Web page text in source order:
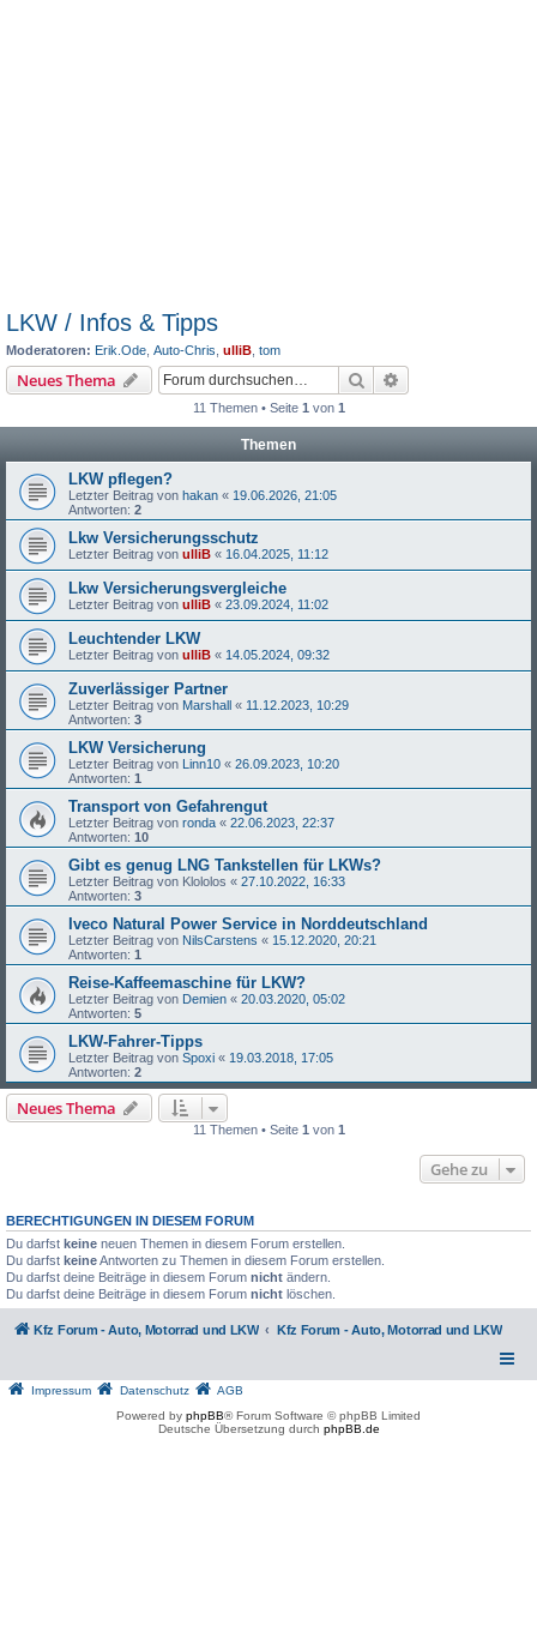
LKW / Infos & Tipps
Moderatoren: Erik.Ode Auto-Chris ulliB tom
Neues Thema Suche
11 Themen • Seite 1 von 1
Themen
LKW pflegen?
Letzter Beitrag von hakan « 19.06.2026, 21:05
Antworten: 2
Lkw Versicherungsschutz
Letzter Beitrag von ulliB « 16.04.2025, 11:12
Lkw Versicherungsvergleiche
Letzter Beitrag von ulliB « 23.09.2024, 11:02
Leuchtender LKW
Letzter Beitrag von ulliB « 14.05.2024, 09:32
Zuverlässiger Partner
Letzter Beitrag von Marshall « 11.12.2023, 10:29
Antworten: 3
LKW Versicherung
Letzter Beitrag von Linn10 « 26.09.2023, 10:20
Antworten: 1
Transport von Gefahrengut
Letzter Beitrag von ronda « 22.06.2023, 22:37
Antworten: 10
Gibt es genug LNG Tankstellen für LKWs?
Letzter Beitrag von Klololos « 27.10.2022, 16:33
Antworten: 3
Iveco Natural Power Service in Norddeutschland
Letzter Beitrag von NilsCarstens « 15.12.2020, 20:21
Antworten: 1
Reise-Kaffeemaschine für LKW?
Letzter Beitrag von Demien « 20.03.2020, 05:02
Antworten: 5
LKW-Fahrer-Tipps
Letzter Beitrag von Spoxi « 19.03.2018, 17:05
Antworten: 2
Neues Thema
11 Themen • Seite 1 von 1
Gehe zu
BERECHTIGUNGEN IN DIESEM FORUM
Du darfst keine neuen Themen in diesem Forum erstellen.
Du darfst keineAntworten zu Themen in diesem Forum erstellen.
Du darfst deine Beiträge in diesem Forum nicht ändern.
Du darfst deine Beiträge in diesem Forum nicht löschen.
Kfz Forum - Auto, Motorrad und LKW Kfz Forum - Auto, Motorrad und LKW
Impressum Datenschutz
AGB
Powered by phpBB® Forum Software © phpBB Limited
Deutsche Übersetzung durch phpBB.de